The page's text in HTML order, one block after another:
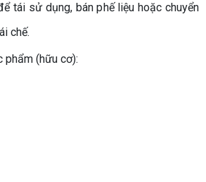
tái sử dụng, bán phế liệu hoặc chuyển
chế.
phẩm (hữu cơ):